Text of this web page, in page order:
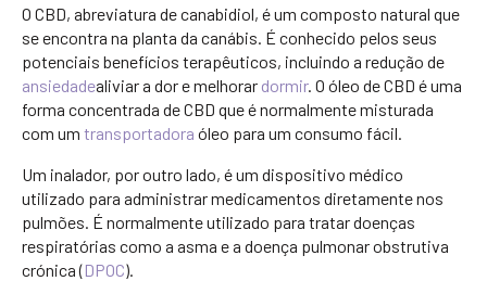
O CBD, abreviatura de canabidiol, é um composto natural que
se encontra na planta da canábis. É conhecido pelos seus
potenciais benefícios terapêuticos, incluindo a redução de
ansiedadealiviar a dor e melhorar dormir. O óleo de CBD é uma
forma concentrada de CBD que é normalmente misturada
com um transportadora óleo para um consumo fácil.
Um inalador, por outro lado, é um dispositivo médico
utilizado para administrar medicamentos diretamente nos
pulmões. É normalmente utilizado para tratar doenças
respiratórias como a asma e a doença pulmonar obstrutiva
crónica (DPOC).